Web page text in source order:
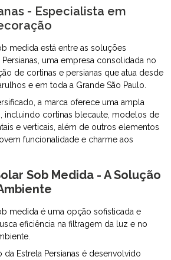
- Especialista em
medida está entre as soluções
uma empresa consolidada no
de cortinas e persianas que atua desde
e em toda a Grande São Paulo.
a marca oferece uma ampla
incluindo cortinas blecaute, modelos de
e verticais, além de outros elementos
funcionalidade e charme aos
Sob Medida - A Solução
medida é uma opção sofisticada e
eficiência na filtragem da luz e no
Estrela Persianas é desenvolvido